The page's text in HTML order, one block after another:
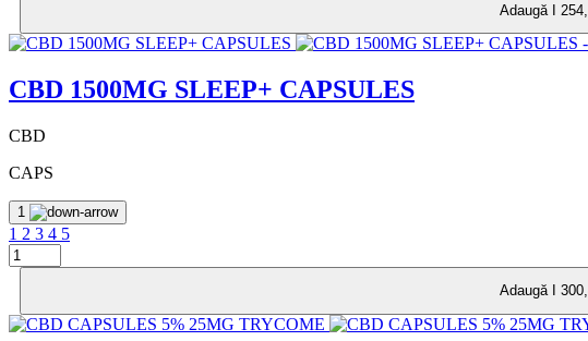
Adaugă I
CBD 1500MG SLEEP+ CAPSULES
CBD
CAPS
1
1 2 3 4 5
Adaugă I